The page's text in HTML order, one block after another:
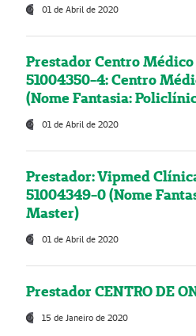
01 de Abril de 2020
Prestador Centro
51004350-4: Centro
(Nome Fantasia:
01 de Abril de 2020
Prestador: Vipmed
51004349-0 (Nome
Master)
01 de Abril de 2020
Prestador CENTRO DE
15 de Janeiro de 2020